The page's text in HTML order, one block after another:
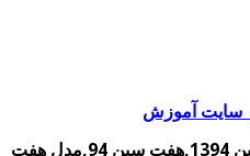
سایت آموزش